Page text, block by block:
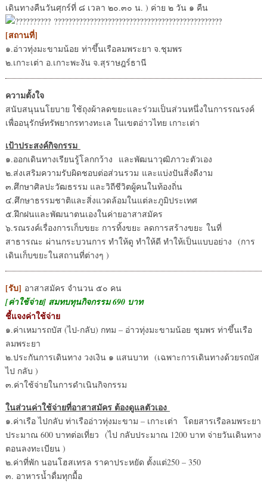
เดินทางคืนวันศุกร์ที่ ๘ เวลา ๒๐.๓๐ น. ) ค่าย ๒ วัน ๑ คืน
[สถานที่]
๑.อ่าวทุ่งมะขามน้อย ท่าขึ้นเรือลมพระยา จ.ชุมพร
๒.เกาะเต่า อ.เกาะพะงัน จ.สุราษฎร์ธานี
ความตั้งใจ
สนับสนุนนโยบาย ใช้ถุงผ้าลดขยะและร่วมเป็นส่วนหนึ่งในการรณรงค์
เพื่ออนุรักษ์ทรัพยากรทางทะเล ในเขตอ่าวไทย เกาะเต่า
เป้าประสงค์กิจกรรม
๑.ออกเดินทางเรียนรู้โลกกว้าง และพัฒนาวุฒิภาวะตัวเอง
๒.ส่งเสริมความรับผิดชอบต่อส่วนรวม และแบ่งปันสิ่งดีงาม
๓.ศึกษาศิลปะวัฒธรรม และวิถีชีวิตผู้คนในท้องถิ่น
๔.ศึกษาธรรมชาติและสิ่งแวดล้อมในแต่ละภูมิประเทศ
๕.ฝึกฝนและพัฒนาตนเองในค่ายอาสาสมัคร
๖.รณรงค์เรื่องการเก็บขยะ การทิ้งขยะ ลดการสร้างขยะ ในที่
สาธารณะ ผ่านกระบวนการ ทำให้ดู ทำให้ดี ทำให้เป็นแบบอย่าง (การ
เดินเก็บขยะในสถานที่ต่างๆ )
[รับ] อาสาสมัคร จำนวน ๕๐ คน
[ค่าใช้จ่าย] สมทบทุนกิจกรรม 690 บาท
ชี้แจงค่าใช้จ่าย
๑.ค่าเหมารถบัส (ไป-กลับ) กทม – อ่าวทุ่งมะขามน้อย ชุมพร ท่าขึ้นเรือ
ลมพระยา
๒.ประกันการเดินทาง วงเงิน ๑ แสนบาท (เฉพาะการเดินทางด้วยรถบัส
ไป กลับ )
๓.ค่าใช้จ่ายในการดำเนินกิจกรรม
ในส่วนค่าใช้จ่ายที่อาสาสมัคร ต้องดูแลตัวเอง
๑.ค่าเรือ ไปกลับ ท่าเรืออ่าวทุ่งมะขาม – เกาะเต่า โดยสารเรือลมพระยา
ประมาณ 600 บาทต่อเที่ยว (ไป กลับประมาณ 1200 บาท จ่ายวันเดินทาง
ตอนลงทะเบียน )
๒.ค่าที่พัก นอนโฮสเทรล ราคาประหยัด ตั้งแต่250 – 350
๓. อาหารน้ำดื่มทุกมื้อ